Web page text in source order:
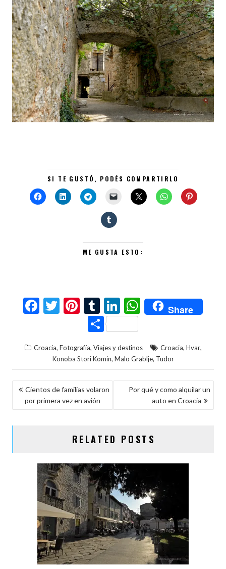
SI TE GUSTÓ, PODÉS COMPARTIRLO
ME GUSTA ESTO:
F
b
o
o
k
T
er
Pi
nt
er
es
t
T
u
m
bl
r
Li
n
ke
dI
n
W
h
s
A
p
p
Share
C
m
p
ar
ti
Croacia, Fotografía, Viajes y destinos Croacia, Hvar,
Konoba Stori Komin, Malo Grablje, Tudor
NAVEGACIÓN
DE
Cientos de familias volaron
por primera vez en avión
Por qué y como alquilar un
auto en Croacia
RELATED POSTS